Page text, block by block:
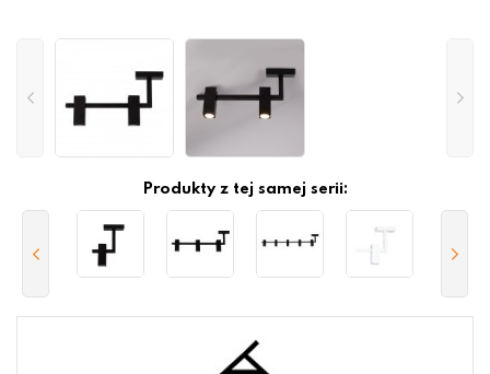
Produkty z tej samej serii: